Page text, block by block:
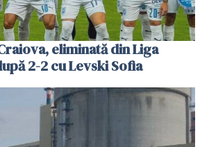
eliminată din Liga
2-2 cu Levski Sofia